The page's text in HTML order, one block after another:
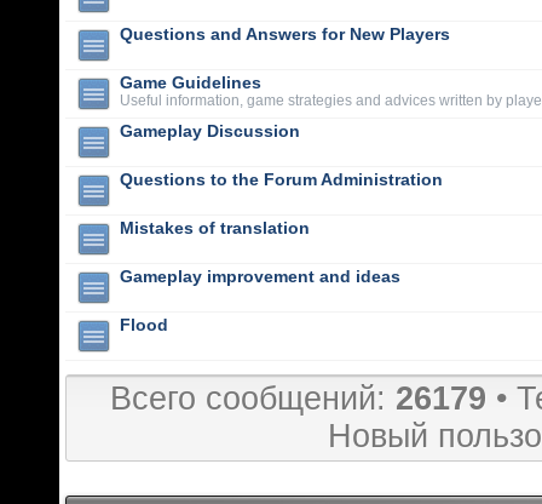
Questions and Answers for New Players
Game Guidelines
Useful information, game strategies and advices written by
Gameplay Discussion
Questions to the Forum Administration
Mistakes of translation
Gameplay improvement and ideas
Flood
Всего сообщений: 26179 •
Новый